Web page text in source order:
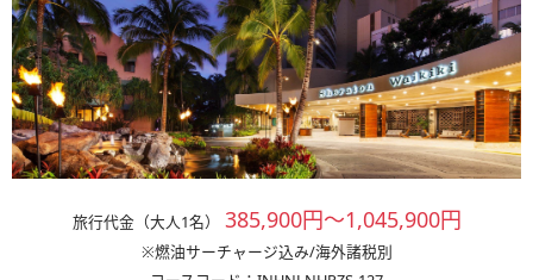
旅行代金（大人1名） 385,900円～1,045,900円
※燃油サーチャージ込み/海外諸税別